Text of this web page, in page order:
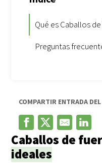
Qué es Caballos
Preguntas
COMPARTIR ENTRADA
Caballos de
ideales